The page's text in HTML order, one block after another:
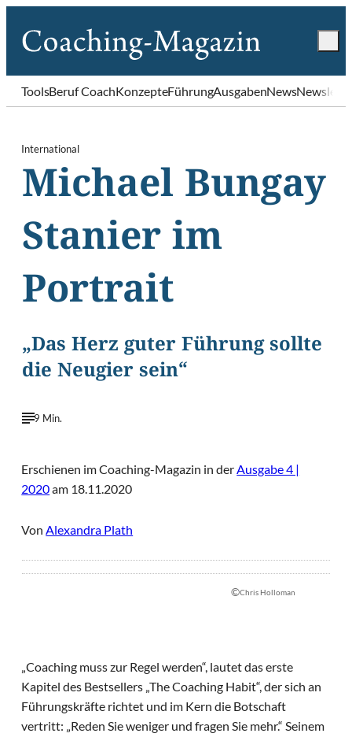
ToolsBeruf CoachKonzepteFührungAusgabenNews
International
Michael Bungay
Stanier im
Portrait
„Das Herz guter Führung sollte
die Neugier sein“
9 Min.
Erschienen im Coaching-Magazin in der Ausgabe 4 |
2020am 18.11.2020
VonAlexandra Plath
©Chris Holloman
„Coaching muss zur Regel werden“, lautet das erste
Kapitel des Bestsellers „The Coaching Habit“, der sich an
Führungskräfte richtet und im Kern die Botschaft
vertritt: „Reden Sie weniger und fragen Sie mehr.“ Seinem